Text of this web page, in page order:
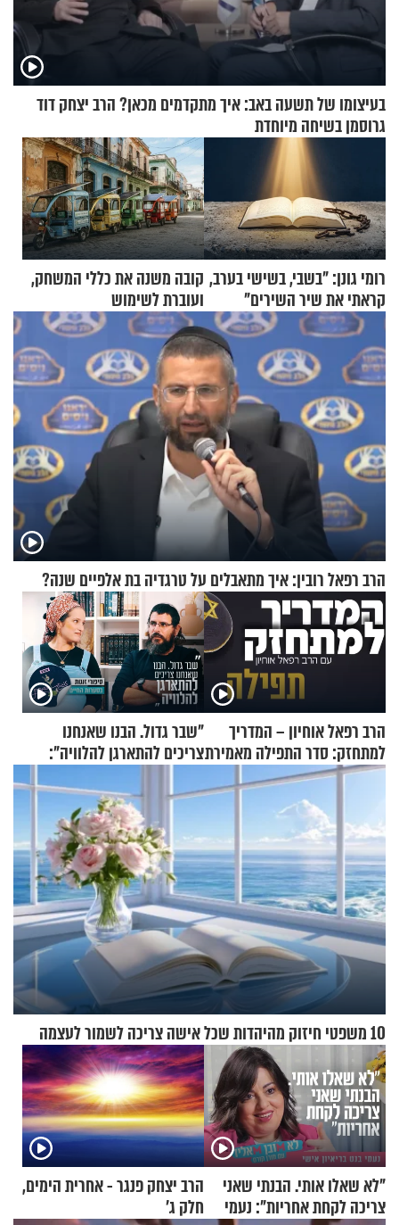
בעיצומו של תשעה באב: איך מתקדמים מכאן? הרב יצחק דוד
גרוסמן בשיחה מיוחדת
רומי גונן: "בשבי, בשישי בערב,
קראתי את שיר השירים"
קובה משנה את כללי המשחק,
ועוברת לשימוש
בתלת־אופנועים סולאריים
הרב רפאל רובין: איך מתאבלים על טרגדיה בת אלפיים שנה?
הרב רפאל אוחיון – המדריך
למתחזק: סדר התפילה מאמירת
הקורבנות ועד קריאת שמע
"שבר גדול. הבנו שאנחנו
צריכים להתארגן להלוויה":
וגד דנינו
10 משפטי חיזוק מהיהדות שכל אישה צריכה לשמור לעצמה
"לא שאלו אותי. הבנתי שאני
צריכה לקחת אחריות": נעמי
הרב יצחק פנגר - אחרית הימים,
חלק ג’